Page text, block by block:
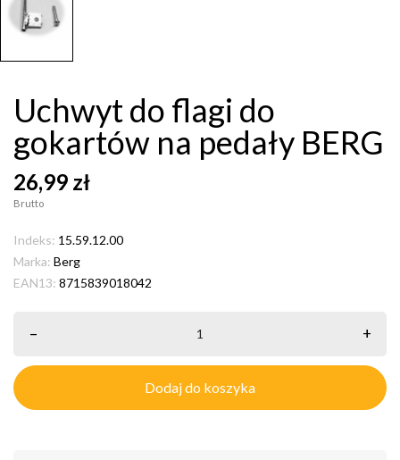
Uchwyt do flagi do
gokartów na pedały BERG
26,99 zł
Brutto
Indeks: 15.59.12.00
Marka: Berg
EAN13: 8715839018042
– +
Dodaj do koszyka